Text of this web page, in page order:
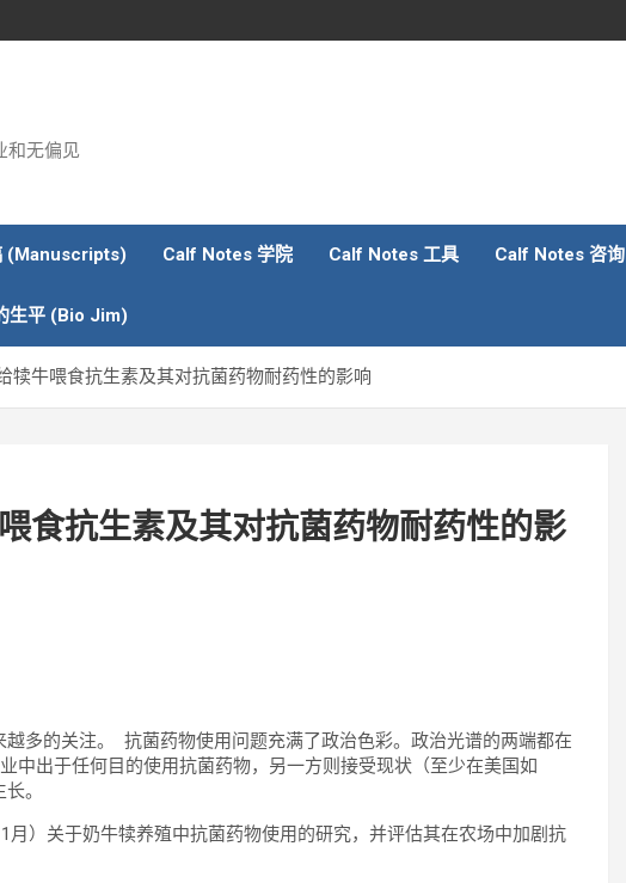
和无偏见
(Manuscripts) Calf Notes 学院 Calf Notes 工具 Calf Notes 咨询
生平 (Bio Jim)
犊牛喂食抗生素及其对抗菌药物耐药性的影响
食抗生素及其对抗菌药物耐药性的影
多的关注。 抗菌药物使用问题充满了政治色彩。政治光谱的两端都在
出于任何目的使用抗菌药物，另一方则接受现状（至少在美国如
。
）关于奶牛犊养殖中抗菌药物使用的研究，并评估其在农场中加剧抗